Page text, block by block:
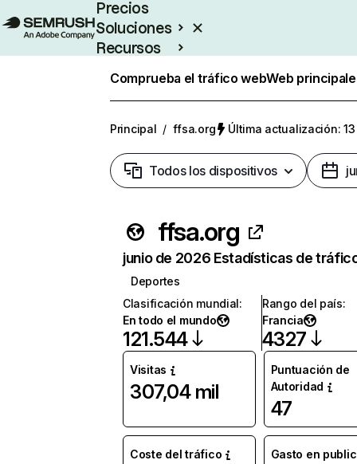
Precios
Soluciones
Recursos
Comprueba el tráfico webWeb
Principal / ffsa.org Última actualización:
Todos los dispositivos
ffsa.org
junio de 2026 Estadísticas de
Deportes
Clasificación mundial:
En todo el mundo
121.544
Rango del país:
Francia
4327
Visitas
307,04 mil
Puntuación de
Autoridad
47
Coste del tráfico Gasto en